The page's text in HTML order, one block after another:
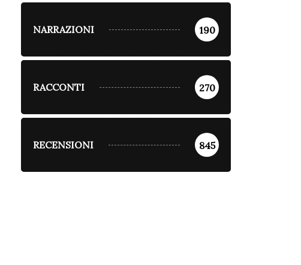
NARRAZIONI 190
RACCONTI 270
RECENSIONI 845